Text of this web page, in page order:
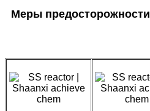
Меры предосторожности